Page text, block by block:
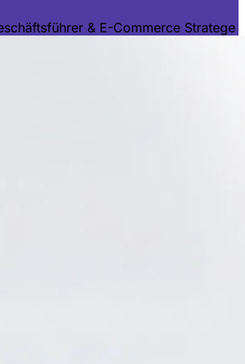
& E-Commerce Stratege